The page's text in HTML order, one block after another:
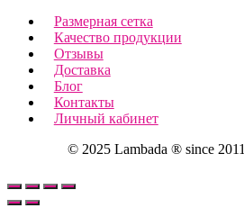
Размерная сетка
Качество продукции
Отзывы
Доставка
Блог
Контакты
Личный кабинет
© 2025 Lambada ® since 2011